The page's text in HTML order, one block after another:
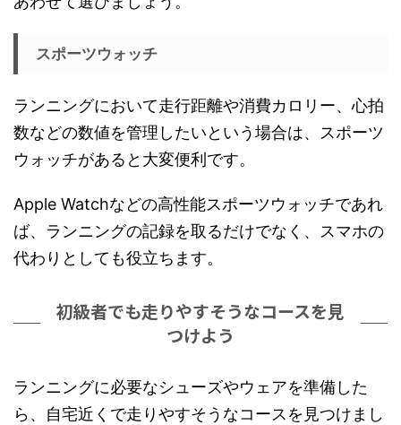
スポーツウォッチ
ランニングにおいて走行距離や消費カロリー、心拍
数などの数値を管理したいという場合は、スポーツ
ウォッチがあると大変便利です。
Apple Watchなどの高性能スポーツウォッチであれ
ば、ランニングの記録を取るだけでなく、スマホの
代わりとしても役立ちます。
初級者でも走りやすそうなコースを見
つけよう
ランニングに必要なシューズやウェアを準備した
ら、自宅近くで走りやすそうなコースを見つけまし